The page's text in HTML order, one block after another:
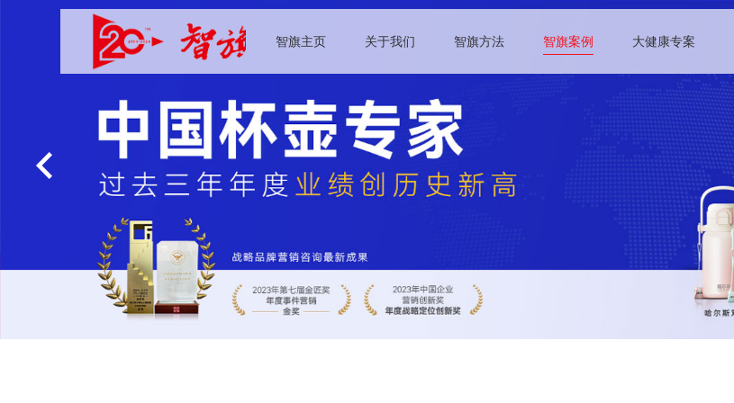
智旗主页 关于我们 智旗方法 智旗案例 大健康专案